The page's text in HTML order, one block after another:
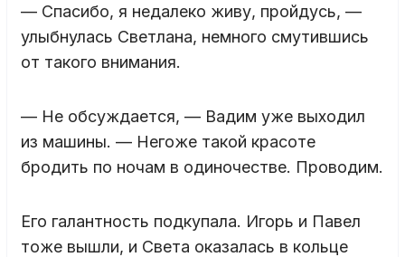
— Спасибо, я недалеко живу, пройдусь, —
улыбнулась Светлана, немного смутившись
от такого внимания.
— Не обсуждается, — Вадим уже выходил
из машины. — Негоже такой красоте
бродить по ночам в одиночестве. Проводим.
Его галантность подкупала. Игорь и Павел
тоже вышли, и Света оказалась в кольце